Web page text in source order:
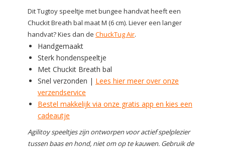
Dit Tugtoy speeltje met bungee handvat heeft een
Chuckit Breath bal maat M (6 cm). Liever een langer
handvat? Kies dan de ChuckTug Air.
Handgemaakt
Sterk hondenspeeltje
Met Chuckit Breath bal
Snel verzonden | Lees hier meer over onze
verzendservice
Bestel makkelijk via onze gratis app en kies een
cadeautje
Agilitoy speeltjes zijn ontworpen voor actief spelplezier
tussen baas en hond, niet om op te kauwen. Gebruik de